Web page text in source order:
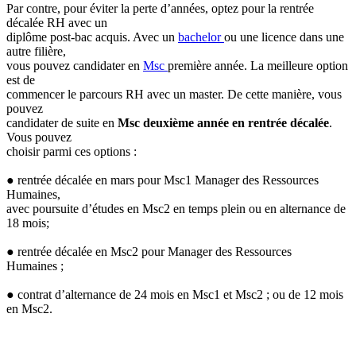
Par contre, pour éviter la perte d’années, optez pour la rentrée
décalée RH avec un
diplôme post-bac acquis. Avec un bachelorou une licence dans une
autre filière,
vous pouvez candidater en Msc première année. La meilleure option
est de
commencer le parcours RH avec un master. De cette manière, vous
pouvez
candidater de suite en Msc deuxième année en rentrée décalée.
Vous pouvez
choisir parmi ces options :
● rentrée décalée en mars pour Msc1 Manager des Ressources
Humaines,
avec poursuite d’études en Msc2 en temps plein ou en alternance de
18 mois;
● rentrée décalée en Msc2 pour Manager des Ressources
Humaines ;
● contrat d’alternance de 24 mois en Msc1 et Msc2 ; ou de 12 mois
en Msc2.